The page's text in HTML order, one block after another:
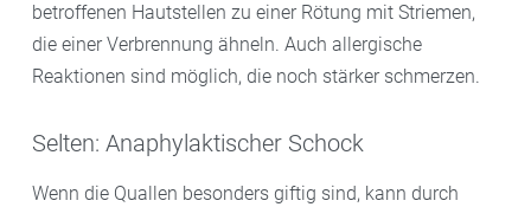
betroffenen Hautstellen zu einer Rötung mit Striemen,
die einer Verbrennung ähneln. Auch allergische
Reaktionen sind möglich, die noch stärker schmerzen.
Selten: Anaphylaktischer Schock
Wenn die Quallen besonders giftig sind, kann durch